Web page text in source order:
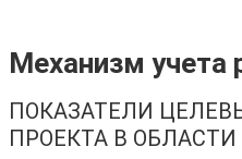
Механизм учета
ПОКАЗАТЕЛИ
ПРОЕКТА В